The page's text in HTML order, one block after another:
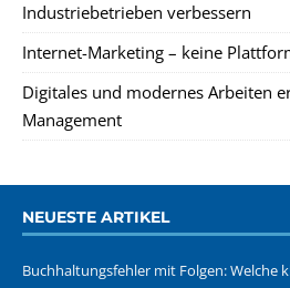
Industriebetrieben verbessern
Internet-Marketing – keine
Digitales und modernes Arbeiten
Management
NEUESTE ARTIKEL
Buchhaltungsfehler mit Folgen: Welche